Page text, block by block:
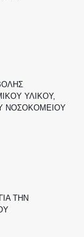
ΥΛΙΚΟΥ,
ΝΟΣΟΚΟΜΕΙΟΥ
ΤΗΝ